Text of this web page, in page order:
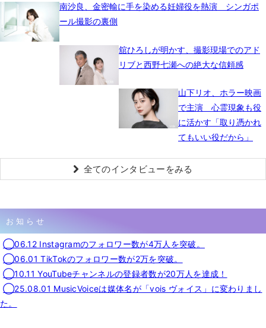
南沙良、金密輸に手を染める妊婦役を熱演 シンガポ
ール撮影の裏側
舘ひろしが明かす、撮影現場でのアド
リブと西野七瀬への絶大な信頼感
山下リオ、ホラー映画
で主演 心霊現象も役
に活かす「取り憑かれ
てもいい役だから」
全てのインタビューをみる
お知らせ
◯06.12 Instagramのフォロワー数が4万人を突破。
◯06.01 TikTokのフォロワー数が2万を突破。
◯10.11 YouTubeチャンネルの登録者数が20万人を達成！
◯25.08.01 MusicVoiceは媒体名が「vois ヴォイス」に変わりまし
た。